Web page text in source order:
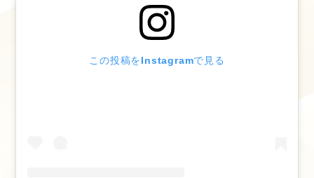
この投稿をInstagramで見る